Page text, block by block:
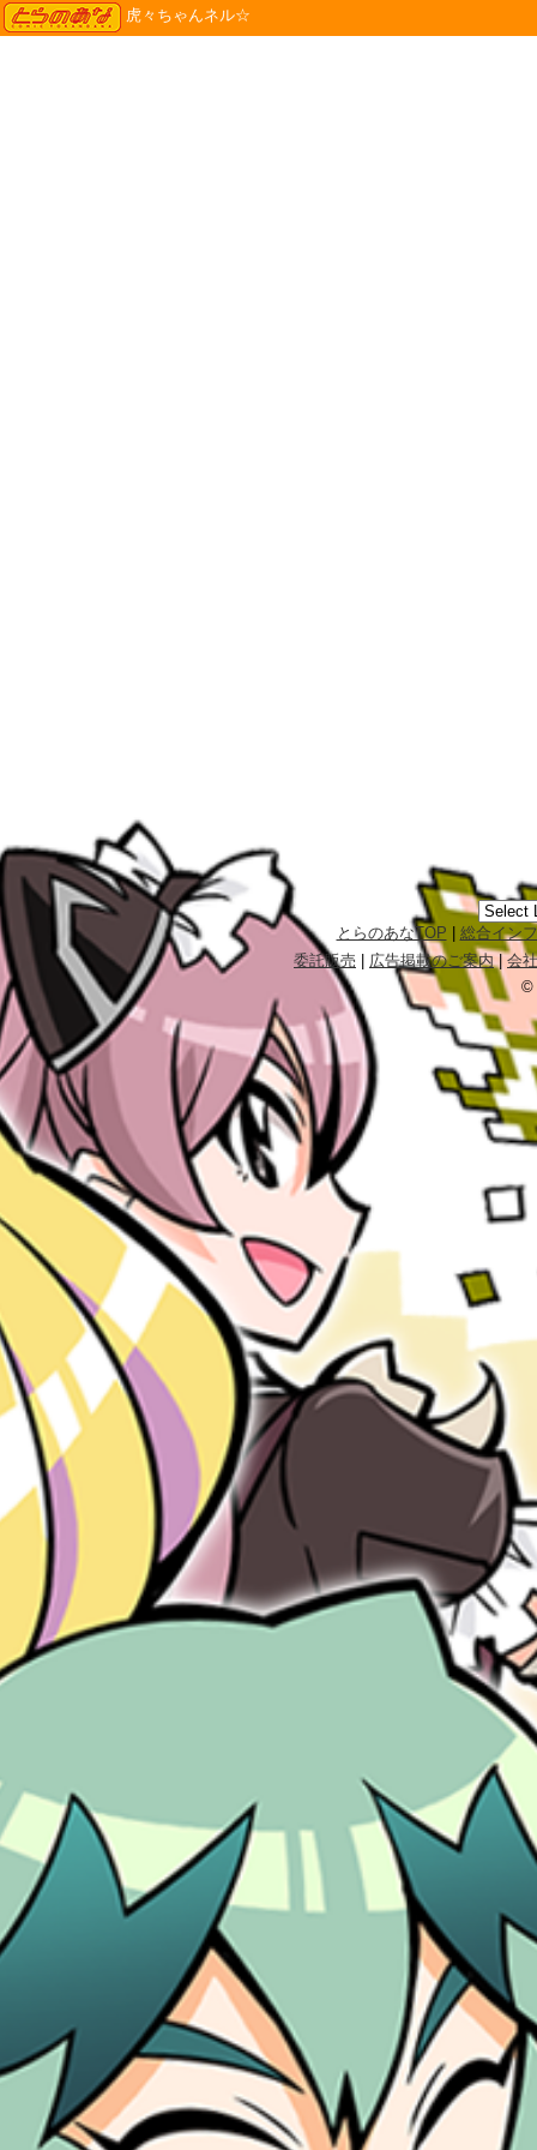
TORANOANA
虎々ちゃんネル☆
とらのあなTOP
総合イン
委託販売
広告掲載のご案内|会
©